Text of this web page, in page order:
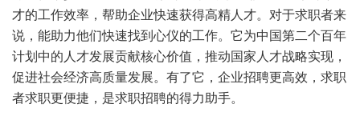
才的工作效率，帮助企业快速获得高精人才。对于求职者来
说，能助力他们快速找到心仪的工作。它为中国第二个百年
计划中的人才发展贡献核心价值，推动国家人才战略实现，
促进社会经济高质量发展。有了它，企业招聘更高效，求职
者求职更便捷，是求职招聘的得力助手。